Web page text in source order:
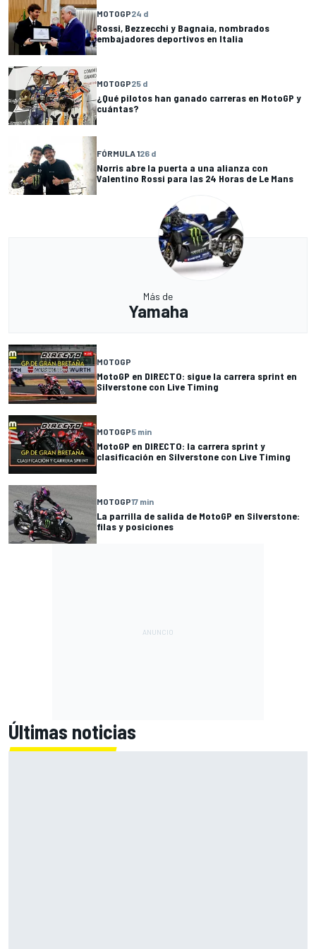
MOTOGP24 d
Rossi, Bezzecchi y Bagnaia, nombrados
embajadores deportivos en Italia
MOTOGP25 d
¿Qué pilotos han ganado carreras en MotoGP y
cuántas?
FÓRMULA 126 d
Norris abre la puerta a una alianza con
Valentino Rossi para las 24 Horas de Le Mans
Más de
Yamaha
MOTOGP
MotoGP en DIRECTO: sigue la carrera sprint en
Silverstone con Live Timing
MOTOGP5 min
MotoGP en DIRECTO: la carrera sprint y
clasificación en Silverstone con Live Timing
MOTOGP17 min
La parrilla de salida de MotoGP en Silverstone:
filas y posiciones
Últimas noticias